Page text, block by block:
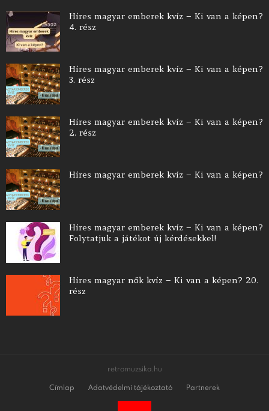
Híres magyar emberek kvíz – Ki van a képen?
4. rész
Híres magyar emberek kvíz – Ki van a képen?
3. rész
Híres magyar emberek kvíz – Ki van a képen?
2. rész
Híres magyar emberek kvíz – Ki van a képen?
Híres magyar emberek kvíz – Ki van a képen?
Folytatjuk a játékot új kérdésekkel!
Híres magyar nők kvíz – Ki van a képen? 20.
rész
retromuzsika.hu
Címlap
Adatvédelmi tájékoztató Partnerek